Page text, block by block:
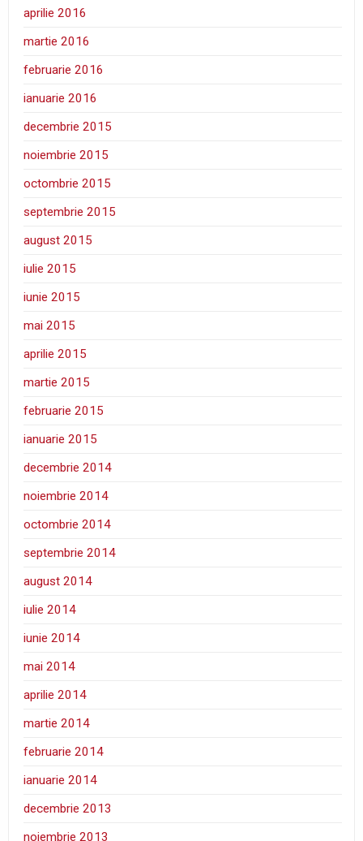
aprilie 2016
martie 2016
februarie 2016
ianuarie 2016
decembrie 2015
noiembrie 2015
octombrie 2015
septembrie 2015
august 2015
iulie 2015
iunie 2015
mai 2015
aprilie 2015
martie 2015
februarie 2015
ianuarie 2015
decembrie 2014
noiembrie 2014
octombrie 2014
septembrie 2014
august 2014
iulie 2014
iunie 2014
mai 2014
aprilie 2014
martie 2014
februarie 2014
ianuarie 2014
decembrie 2013
noiembrie 2013